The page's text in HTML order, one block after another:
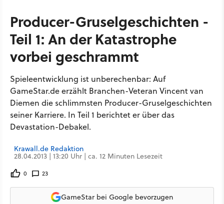
Producer-Gruselgeschichten -
Teil 1: An der Katastrophe
vorbei geschrammt
Spieleentwicklung ist unberechenbar: Auf
GameStar.de erzählt Branchen-Veteran Vincent van
Diemen die schlimmsten Producer-Gruselgeschichten
seiner Karriere. In Teil 1 berichtet er über das
Devastation-Debakel.
Krawall.de Redaktion
28.04.2013 | 13:20 Uhr | ca. 12 Minuten Lesezeit
0 23
GameStar bei Google bevorzugen